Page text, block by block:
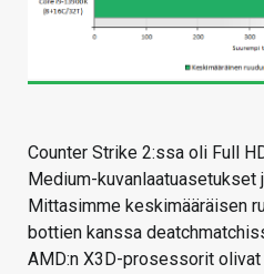
Counter Strike 2:ssa oli Full
Medium-kuvanlaatuasetukset
Mittasimme keskimääräisen
bottien kanssa
AMD:n X3D-prosessorit